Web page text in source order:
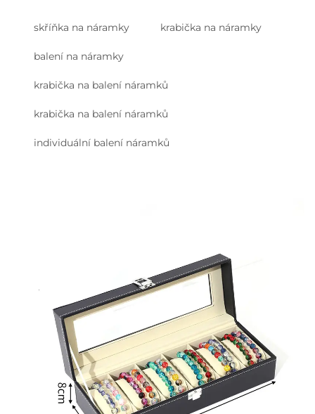
skříňka na náramky krabička na náramky
balení na náramky
krabička na balení náramků
krabička na balení náramků
individuální balení náramků